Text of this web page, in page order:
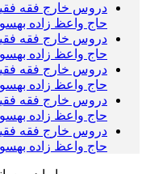
دروس خارج فقه
حاج واعظ زاده
دروس خارج فقه
حاج واعظ زاده
دروس خارج فقه
حاج واعظ زاده
دروس خارج فقه
حاج واعظ زاده
دروس خارج فقه
حاج واعظ زاده